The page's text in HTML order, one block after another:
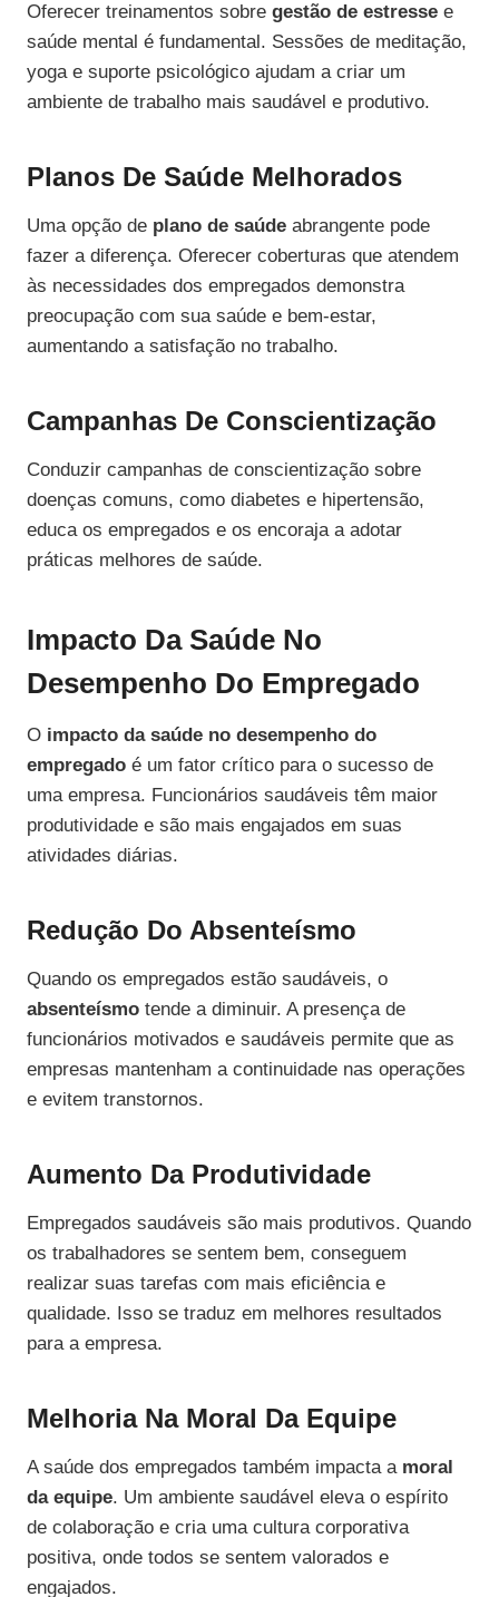
Oferecer treinamentos sobre gestão de estresse e
saúde mental é fundamental. Sessões de meditação,
yoga e suporte psicológico ajudam a criar um
ambiente de trabalho mais saudável e produtivo.
Planos De Saúde Melhorados
Uma opção de plano de saúde abrangente pode
fazer a diferença. Oferecer coberturas que atendem
às necessidades dos empregados demonstra
preocupação com sua saúde e bem-estar,
aumentando a satisfação no trabalho.
Campanhas De Conscientização
Conduzir campanhas de conscientização sobre
doenças comuns, como diabetes e hipertensão,
educa os empregados e os encoraja a adotar
práticas melhores de saúde.
Impacto Da Saúde No
Desempenho Do Empregado
O impacto da saúde no desempenho do
empregado é um fator crítico para o sucesso de
uma empresa. Funcionários saudáveis têm maior
produtividade e são mais engajados em suas
atividades diárias.
Redução Do Absenteísmo
Quando os empregados estão saudáveis, o
absenteísmo tende a diminuir. A presença de
funcionários motivados e saudáveis permite que as
empresas mantenham a continuidade nas operações
e evitem transtornos.
Aumento Da Produtividade
Empregados saudáveis são mais produtivos. Quando
os trabalhadores se sentem bem, conseguem
realizar suas tarefas com mais eficiência e
qualidade. Isso se traduz em melhores resultados
para a empresa.
Melhoria Na Moral Da Equipe
A saúde dos empregados também impacta a moral
da equipe. Um ambiente saudável eleva o espírito
de colaboração e cria uma cultura corporativa
positiva, onde todos se sentem valorados e
engajados.